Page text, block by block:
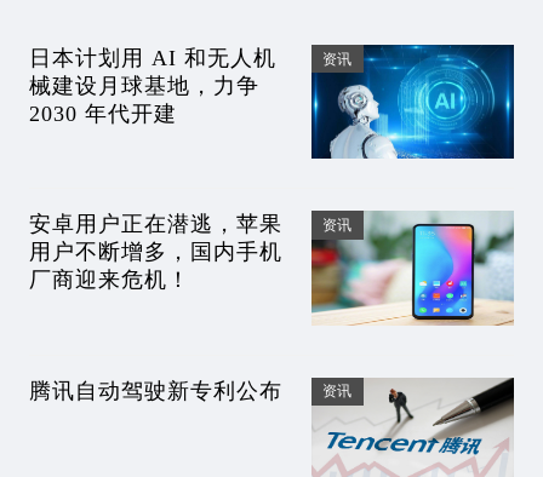
日本计划用 AI 和无人机
械建设月球基地，力争
2030 年代开建
资讯
安卓用户正在潜逃，苹果
用户不断增多，国内手机
厂商迎来危机！
资讯
腾讯自动驾驶新专利公布 资讯